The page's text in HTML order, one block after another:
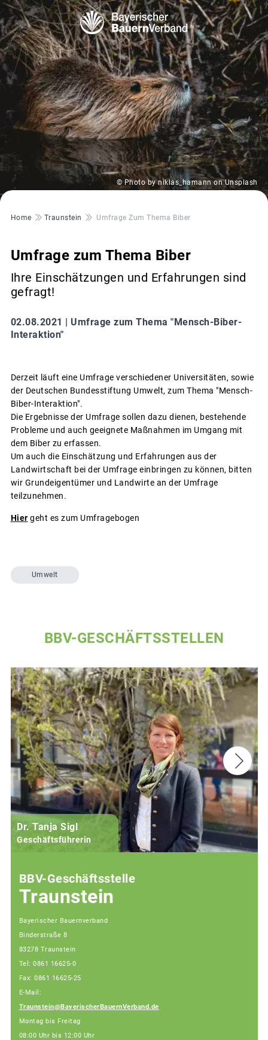
© Photo by niklas_hamann on Unsplash
Pfadnavigation
Home Traunstein Umfrage Zum Thema Biber
Umfrage zum Thema Biber
Ihre Einschätzungen und Erfahrungen sind
gefragt!
02.08.2021 | Umfrage zum Thema "Mensch-Biber-
Interaktion"
Derzeit läuft eine Umfrage verschiedener Universitäten, sowie
der Deutschen Bundesstiftung Umwelt, zum Thema "Mensch-
Biber-Interaktion".
Die Ergebnisse der Umfrage sollen dazu dienen, bestehende
Probleme und auch geeignete Maßnahmen im Umgang mit
dem Biber zu erfassen.
Um auch die Einschätzung und Erfahrungen aus der
Landwirtschaft bei der Umfrage einbringen zu können, bitten
wir Grundeigentümer und Landwirte an der Umfrage
teilzunehmen.
Hier geht es zum Umfragebogen
Umwelt
BBV-GESCHÄFTSSTELLEN
Dr. Tanja Sigl
Geschäftsführerin
BBV-Geschäftsstelle
Traunstein
Bayerischer Bauernverband
Binderstraße 8
83278 Traunstein
Tel: 0861 16625-0
Fax: 0861 16625-25
E-Mail:
Traunstein@BayerischerBauernVerband.de
Montag bis Freitag
08:00 Uhr bis 12:00 Uhr